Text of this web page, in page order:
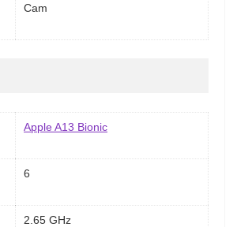
Cam
Apple A13 Bionic
6
2.65 GHz